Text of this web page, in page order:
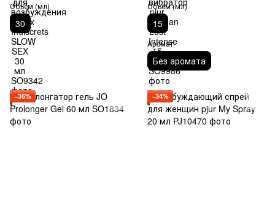
Объем (мл)
30
Объем (мл)
15
Аромат
Без аромата
−36% −34%